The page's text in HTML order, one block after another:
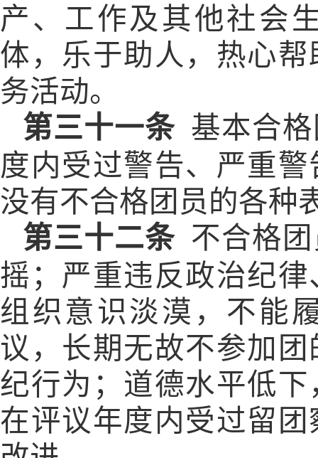
产、工作及其他社会
体，乐于助人，热心
务活动。
第三十一条 基本合
度内受过警告、严重
没有不合格团员的各种
第三十二条 不合格
摇；严重违反政治纪
组织意识淡漠，不能
议，长期无故不参加
纪行为；道德水平低
在评议年度内受过留